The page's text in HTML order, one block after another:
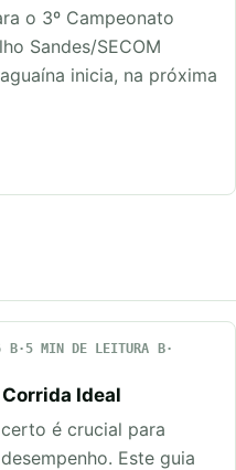
o 3º Campeonato
Sandes/SECOM
inicia, na próxima
5 MIN DE LEITURA
Ideal
é crucial para
Este guia